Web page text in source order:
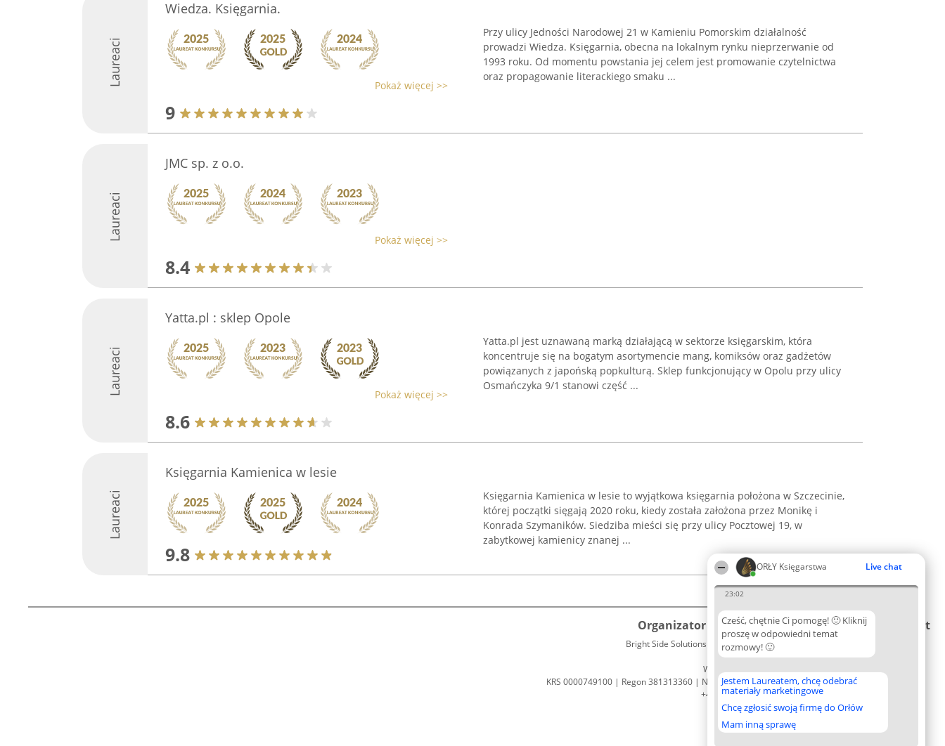
ORŁY Księgarstwa Live chat
23:02
Cześć, chętnie Ci pomogę! 🙂 Kliknij
proszę w odpowiedni temat
rozmowy! 🙂
Jestem Laureatem, chcę odebrać
materiały marketingowe
Chcę zgłosić swoją firmę do Orłów
Mam inną sprawę
Laureaci
Wiedza. Księgarnia.
Pokaż więcej >>
9
Przy ulicy Jedności Narodowej 21 w Kamieniu Pomorskim działalność
prowadzi Wiedza. Księgarnia, obecna na lokalnym rynku nieprzerwanie od
1993 roku. Od momentu powstania jej celem jest promowanie czytelnictwa
oraz propagowanie literackiego smaku ...
Laureaci
JMC sp. z o.o.
Pokaż więcej >>
8.4
Laureaci
Yatta.pl : sklep Opole
Pokaż więcej >>
8.6
Yatta.pl jest uznawaną marką działającą w sektorze księgarskim, która
koncentruje się na bogatym asortymencie mang, komiksów oraz gadżetów
powiązanych z japońską popkulturą. Sklep funkcjonujący w Opolu przy ulicy
Osmańczyka 9/1 stanowi część ...
Laureaci
Księgarnia Kamienica w lesie
9.8
Księgarnia Kamienica w lesie to wyjątkowa księgarnia położona w Szczecinie,
której początki sięgają 2020 roku, kiedy została założona przez Monikę i
Konrada Szymaników. Siedziba mieści się przy ulicy Pocztowej 19, w
zabytkowej kamienicy znanej ...
Organizator plebiscytu
Bright Side Solutions sp. z o. o. sp. k.
ul. Ruska 22
Wrocław 50-079
KRS 0000749100 | Regon 381313360 | NIP 8943132676
+48 508 492 400
Plebiscyt
Lista
Laureatów
Zasady
Regulamin
Prywatności
Kontakt